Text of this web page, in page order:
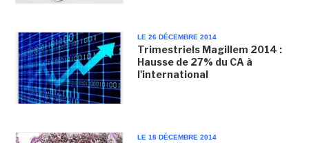
LE 26 DÉCEMBRE 2014
Trimestriels Magillem 2014 :
Hausse de 27% du CA à
l'international
LE 18 DÉCEMBRE 2014